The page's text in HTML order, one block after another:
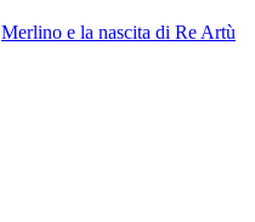
Merlino e la nascita di Re Artù